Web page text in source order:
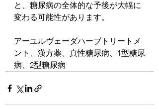
と、糖尿病の全体的な予後が大幅に
変わる可能性があります。
アーユルヴェーダハーブトリートメ
ント、漢方薬、真性糖尿病、1型糖尿
病、2型糖尿病